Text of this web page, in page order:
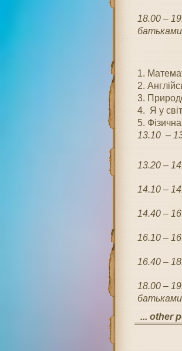
18.00 –
батьками
1.
2.
3.
4. Я у
5.
13.10 –
13.20 –
14.10 –
14.40 –
16.10 –
16.40 –
18.00 –
батьками
... other